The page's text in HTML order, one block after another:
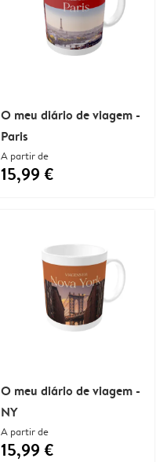
O meu diário de viagem -
Paris
A partir de
15,99 €
O meu diário de viagem -
NY
A partir de
15,99 €